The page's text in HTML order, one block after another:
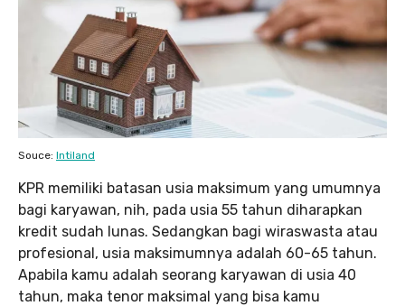
Souce: Intiland
KPR memiliki batasan usia maksimum yang umumnya
bagi karyawan, nih, pada usia 55 tahun diharapkan
kredit sudah lunas. Sedangkan bagi wiraswasta atau
profesional, usia maksimumnya adalah 60-65 tahun.
Apabila kamu adalah seorang karyawan di usia 40
tahun, maka tenor maksimal yang bisa kamu